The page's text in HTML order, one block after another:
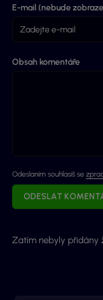
E-mail (nebude
Obsah komentáře
Odeslaním souhlasíš se
ODESLAT
Zatím nebyly přidány